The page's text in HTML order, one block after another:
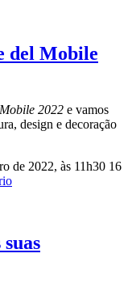
del Mobile
2022 e vamos
design e decoração
de 2022, às 11h30 16